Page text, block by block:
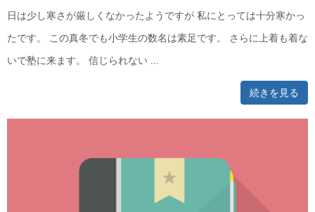
日は少し寒さが厳しくなかったようですが 私にとっては十分寒かっ
たです。 この真冬でも小学生の数名は素足です。 さらに上着も着な
いで塾に来ます。 信じられない ...
続きを見る